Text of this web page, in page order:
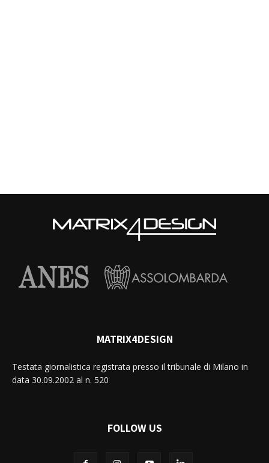
MATRIX4DESIGN
Testata giornalistica registrata presso il tribunale di Milano in
data 30.09.2002 al n. 520
FOLLOW US